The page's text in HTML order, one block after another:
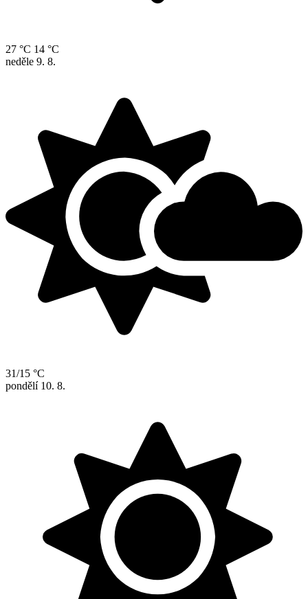
27 °C 14 °C
neděle 9. 8.
31/15 °C
pondělí 10. 8.